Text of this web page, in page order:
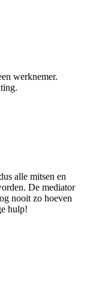
werknemer.
alle mitsen en
De mediator
nooit zo hoeven
hulp!